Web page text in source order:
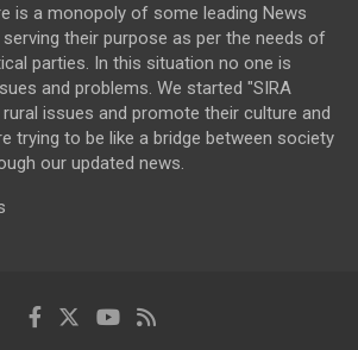
is a monopoly of some leading News
their purpose as per the needs of
parties. In this situation no one is
and problems. We started "SIRA
issues and promote their culture and
trying to be like a bridge between society
our updated news.